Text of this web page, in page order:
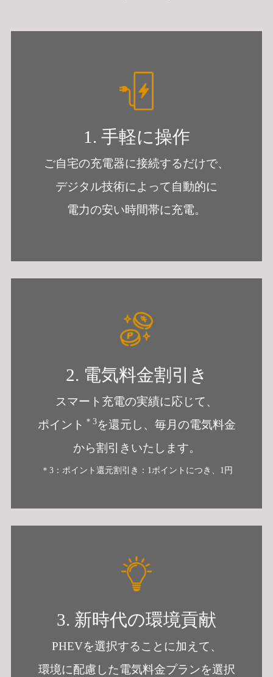
1. 手軽に操作
ご自宅の充電器に接続するだけで、
デジタル技術によって自動的に
電力の安い時間帯に充電。
2. 電気料金割引き
スマート充電の実績に応じて、
ポイント ＊3を還元し、 毎月の電気料金
から割引きいたします。
＊3：ポイント還元割引き：1ポイントにつき、1円
3. 新時代の環境貢献
PHEVを選択することに加えて、
環境に配慮した電気料金プランを選択